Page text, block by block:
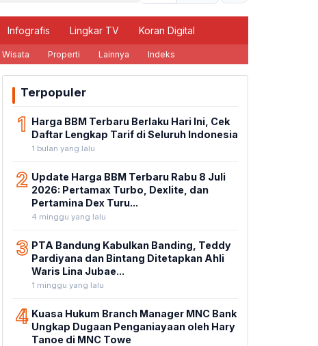
Infografis Lingkar TV Koran Digital
Wisata Properti Lainnya Indeks
Terpopuler
1 Harga BBM Terbaru Berlaku Hari Ini, Cek
Daftar Lengkap Tarif di Seluruh Indonesia
1 bulan yang lalu
2 Update Harga BBM Terbaru Rabu 8 Juli
2026: Pertamax Turbo, Dexlite, dan
Pertamina Dex Turu...
4 minggu yang lalu
3 PTA Bandung Kabulkan Banding, Teddy
Pardiyana dan Bintang Ditetapkan Ahli
Waris Lina Jubae...
1 minggu yang lalu
4 Kuasa Hukum Branch Manager MNC Bank
Ungkap Dugaan Penganiayaan oleh Hary
Tanoe di MNC Towe